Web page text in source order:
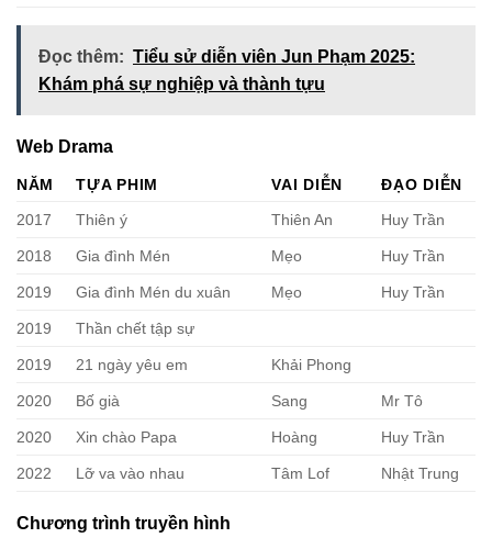
Đọc thêm: Tiểu sử diễn viên Jun Phạm 2025:
Khám phá sự nghiệp và thành tựu
Web Drama
NĂM TỰA PHIM VAI DIỄN
ĐẠO DIỄN
2017
Thiên ý Thiên An Huy Trần
2018 Gia đình Mén Mẹo Huy Trần
2019 Gia đình Mén du xuân Mẹo Huy Trần
2019 Thần chết tập sự
2019 21 ngày yêu em Khải Phong
2020 Bố già Sang Mr Tô
2020 Xin chào Papa Hoàng Huy Trần
2022 Lỡ va vào nhau Tâm Lof Nhật Trung
Chương trình truyền hình